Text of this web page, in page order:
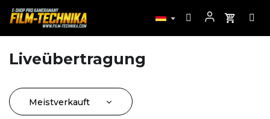
Zum
InhaltLiveübertragung
P
Meistverkauft